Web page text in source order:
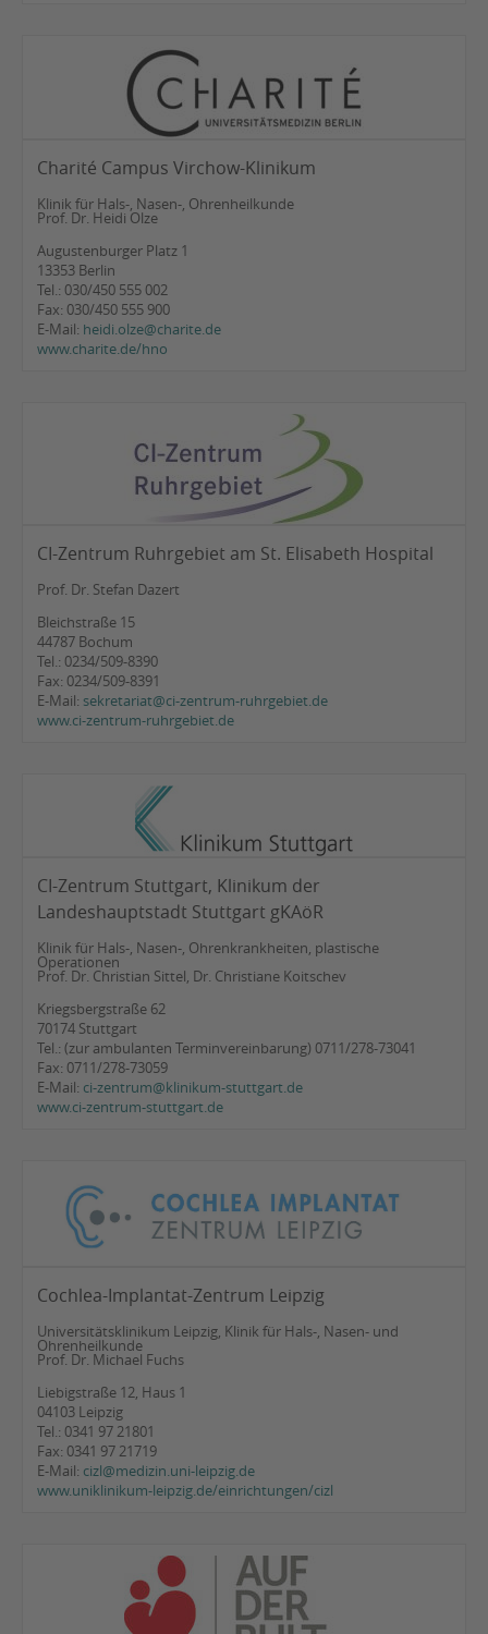
Charité Campus Virchow-Klinikum
Klinik für Hals-, Nasen-, Ohrenheilkunde
Prof. Dr. Heidi Olze
Augustenburger Platz 1
13353 Berlin
Tel.: 030/450 555 002
Fax: 030/450 555 900
E-Mail: heidi.olze@charite.de
www.charite.de/hno
CI-Zentrum Ruhrgebiet am St. Elisabeth Hospital
Prof. Dr. Stefan Dazert
Bleichstraße 15
44787 Bochum
Tel.: 0234/509-8390
Fax: 0234/509-8391
E-Mail: sekretariat@ci-zentrum-ruhrgebiet.de
www.ci-zentrum-ruhrgebiet.de
CI-Zentrum Stuttgart, Klinikum der
Landeshauptstadt Stuttgart gKAöR
Klinik für Hals-, Nasen-, Ohrenkrankheiten, plastische
Operationen
Prof. Dr. Christian Sittel, Dr. Christiane Koitschev
Kriegsbergstraße 62
70174 Stuttgart
Tel.: (zur ambulanten Terminvereinbarung) 0711/278-73041
Fax: 0711/278-73059
E-Mail: ci-zentrum@klinikum-stuttgart.de
www.ci-zentrum-stuttgart.de
Cochlea-Implantat-Zentrum Leipzig
Universitätsklinikum Leipzig, Klinik für Hals-, Nasen- und
Ohrenheilkunde
Prof. Dr. Michael Fuchs
Liebigstraße 12, Haus 1
04103 Leipzig
Tel.: 0341 97 21801
Fax: 0341 97 21719
E-Mail: cizl@medizin.uni-leipzig.de
www.uniklinikum-leipzig.de/einrichtungen/cizl